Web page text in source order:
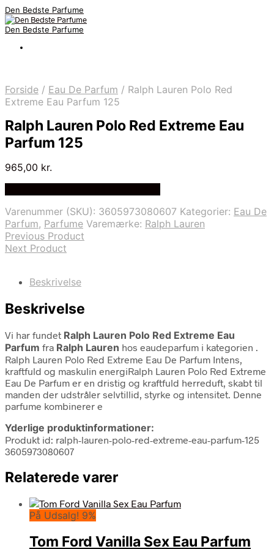
Den Bedste Parfume
Den Bedste Parfume
Forside / Eau De Parfum / Ralph Lauren Polo Red
Extreme Eau Parfum 125
Ralph Lauren Polo Red Extreme Eau
Parfum 125
965,00 kr.
Varenummer (SKU): 3605973080607 Kategorier: Eau De
Parfum, Parfume Varemærke: Ralph Lauren
Previous Product
Next Product
Beskrivelse
Beskrivelse
Vi har fundet Ralph Lauren Polo Red Extreme Eau
Parfum fra Ralph Lauren hos eaudeparfum i kategorien .
Ralph Lauren Polo Red Extreme Eau De Parfum Intens,
kraftfuld og maskulin energiRalph Lauren Polo Red Extreme
Eau De Parfum er en dristig og kraftfuld herreduft, skabt til
manden der udstråler selvtillid, styrke og intensitet. Denne
parfume kombinerer e
Yderlige produktinformationer:
Produkt id: ralph-lauren-polo-red-extreme-eau-parfum-125
3605973080607
Relaterede varer
På Udsalg! 9%
Tom Ford Vanilla Sex Eau Parfum